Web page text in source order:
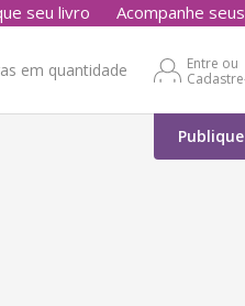
seu livro Acompanhe
em quantidade
Entre ou